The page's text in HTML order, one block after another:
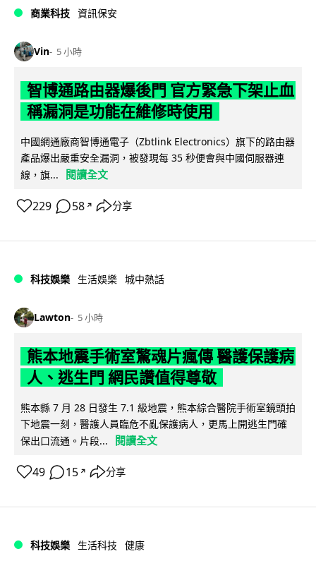
商業科技 資訊保安
Vin 5 小時
智博通路由器爆後門 官方緊急下架止血
稱漏洞是功能在維修時使用
中國網通廠商智博通電子（Zbtlink Electronics）旗下的路由器
產品爆出嚴重安全漏洞，被發現每 35 秒便會與中國伺服器連
線，旗...
閱讀全文
229 58 ↗ 分享
科技娛樂 生活娛樂 城中熱話
Lawton 5 小時
熊本地震手術室驚魂片瘋傳 醫護保護病
人、逃生門 網民讚值得尊敬
熊本縣 7 月 28 日發生 7.1 級地震，熊本綜合醫院手術室鏡頭拍
下地震一刻，醫護人員臨危不亂保護病人，更馬上開逃生門確
保出口流通。片段...
閱讀全文
49 15 ↗ 分享
科技娛樂 生活科技 健康